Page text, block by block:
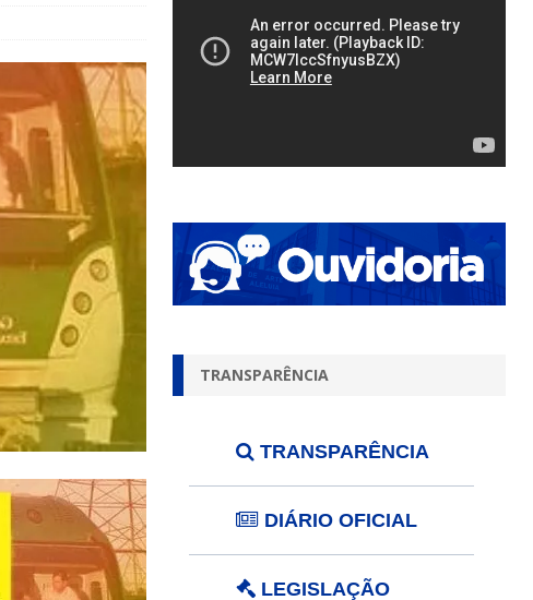
TRANSPARÊNCIA
TRANSPARÊNCIA
DIÁRIO OFICIAL
LEGISLAÇÃO